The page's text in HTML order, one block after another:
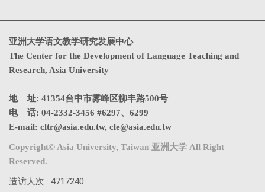
亚洲大学语文教学研究发展中心
The Center for the Development of Language Teaching and
Research, Asia University
地 址: 41354台中市雾峰区柳丰路500号
电 话: 04-2332-3456 #6297、6299
E-mail: cltr@asia.edu.tw, cle@asia.edu.tw
Copyright© Asia University, Taiwan 亚洲大学 All Right
Reserved.
造访人次 : 4717240